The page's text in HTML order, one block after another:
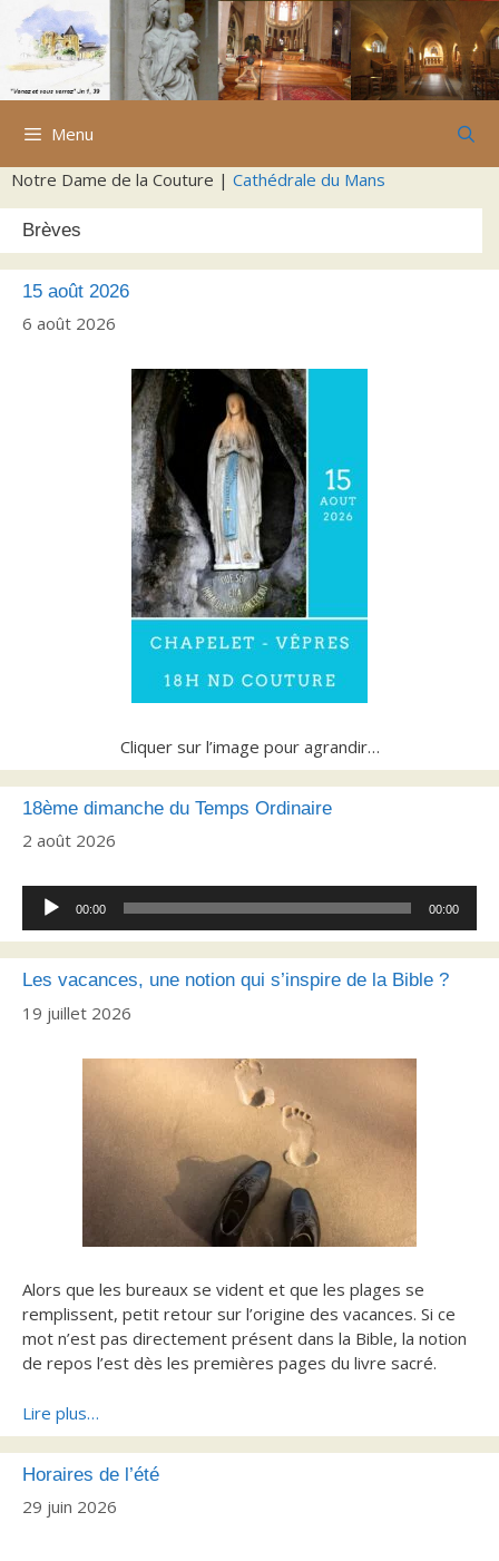
Aller
contenu
Menu
Notre Dame de la Couture | Cathédrale du Mans
Brèves
15 août 2026
6 août 2026
Cliquer sur l’image pour agrandir…
18ème dimanche du Temps Ordinaire
2 août 2026
Lecteur
audio
00:00 00:00
Les vacances, une notion qui s’inspire de la Bible ?
19 juillet 2026
Alors que les bureaux se vident et que les plages se
remplissent, petit retour sur l’origine des vacances. Si ce
mot n’est pas directement présent dans la Bible, la notion
de repos l’est dès les premières pages du livre sacré.
Lire plus…
Horaires de l’été
29 juin 2026